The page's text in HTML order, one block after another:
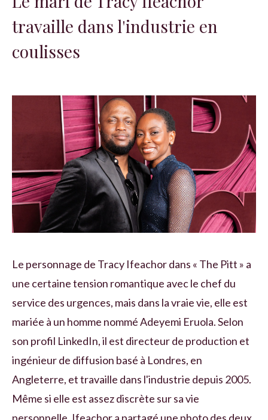
travaille dans l'industrie en
coulisses
Le personnage de Tracy Ifeachor dans « The Pitt » a
une certaine tension romantique avec le chef du
service des urgences, mais dans la vraie vie, elle est
mariée à un homme nommé Adeyemi Eruola. Selon
son profil LinkedIn, il est directeur de production et
ingénieur de diffusion basé à Londres, en
Angleterre, et travaille dans l'industrie depuis 2005.
Même si elle est assez discrète sur sa vie